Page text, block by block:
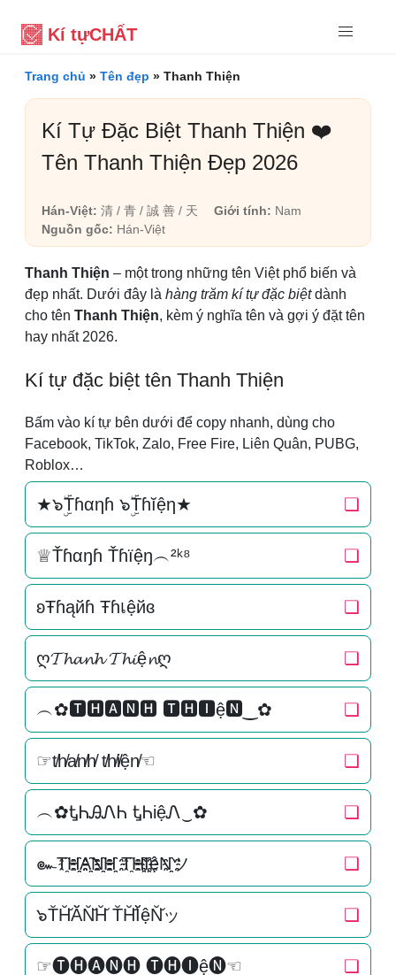
Kí tựCHẤT
Trang chủ » Tên đẹp » Thanh Thiện
Kí Tự Đặc Biệt Thanh Thiện ❤️
Tên Thanh Thiện Đẹp 2026
Hán-Việt: 清 / 青 / 誠 善 / 天 Giới tính: Nam
Nguồn gốc: Hán-Việt
Thanh Thiện – một trong những tên Việt phổ biến và
đẹp nhất. Dưới đây là hàng trăm kí tự đặc biệtdành
cho tên Thanh Thiện, kèm ý nghĩa tên và gợi ý đặt tên
hay nhất 2026.
Kí tự đặc biệt tên Thanh Thiện
Bấm vào kí tự bên dưới để copy nhanh, dùng cho
Facebook, TikTok, Zalo, Free Fire, Liên Quân, PUBG,
Roblox…
★๖ۣۜTɦαηɦ ๖ۣۜTɦĭệη★ ❏
♕Ťɦαŋɦ Ťɦїệŋ︵²ᵏ⁸ ❏
ʚŦɦąйɦ Ŧɦเệйɞ ❏
ღ𝓣𝓱𝓪𝓷𝓱 𝓣𝓱𝓲ệ𝓷ღ ❏
︵✿🆃🅷🅰🅽🅷 🆃🅷🅸ệ🅽‿✿ ❏
☞t̸h̸a̸n̸h̸ t̸h̸i̸ện̸☜ ❏
︵✿ᎿᏂᎯᏁᏂ ᎿᏂiệᏁ‿✿ ❏
๛T҈H҈҈A҈҈N҈҈H҈҈ T҈H҈҈I҈҈ệN҈҈ツ ❏
๖T̆H̆̆Ă̆N̆̆H̆̆ T̆H̆̆Ĭ̆ệN̆̆ッ ❏
☞🅣🅗🅐🅝🅗 🅣🅗🅘ệ🅝☜ ❏